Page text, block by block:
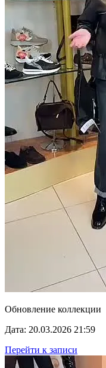
Обновление коллекции
Дата: 20.03.2026 21:59
Перейти к записи